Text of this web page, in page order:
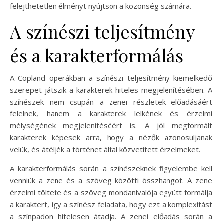
felejthetetlen élményt nyújtson a közönség számára.
A színészi teljesítmény
és a karakterformálás
A Copland operákban a színészi teljesítmény kiemelkedő
szerepet játszik a karakterek hiteles megjelenítésében. A
színészek nem csupán a zenei részletek előadásáért
felelnek, hanem a karakterek lelkének és érzelmi
mélységének megjelenítéséért is. A jól megformált
karakterek képesek arra, hogy a nézők azonosuljanak
velük, és átéljék a történet által közvetített érzelmeket.
A karakterformálás során a színészeknek figyelembe kell
venniük a zene és a szöveg közötti összhangot. A zene
érzelmi töltete és a szöveg mondanivalója együtt formálja
a karaktert, így a színész feladata, hogy ezt a komplexitást
a színpadon hitelesen átadja. A zenei előadás során a